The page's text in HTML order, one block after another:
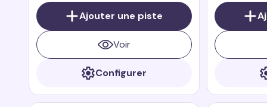
par le personnage Vizza de la série
animée Dragons: Rescue Riders.
Ajouter une piste
Voir
Configurer
Splish de
Riders.
aime l'eau